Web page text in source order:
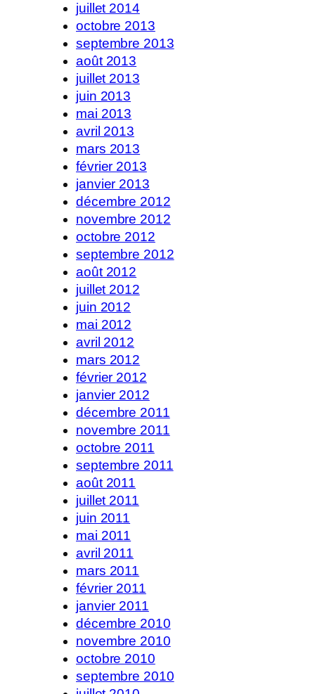
juillet 2014
octobre 2013
septembre 2013
août 2013
juillet 2013
juin 2013
mai 2013
avril 2013
mars 2013
février 2013
janvier 2013
décembre 2012
novembre 2012
octobre 2012
septembre 2012
août 2012
juillet 2012
juin 2012
mai 2012
avril 2012
mars 2012
février 2012
janvier 2012
décembre 2011
novembre 2011
octobre 2011
septembre 2011
août 2011
juillet 2011
juin 2011
mai 2011
avril 2011
mars 2011
février 2011
janvier 2011
décembre 2010
novembre 2010
octobre 2010
septembre 2010